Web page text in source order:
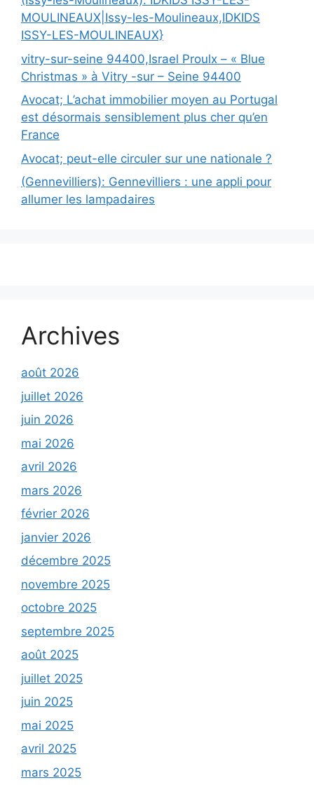
MOULINEAUX|Issy-les-Moulineaux,IDKIDS
ISSY-LES-MOULINEAUX}
vitry-sur-seine 94400,Israel Proulx – « Blue
Christmas » à Vitry -sur – Seine 94400
Avocat; L’achat immobilier moyen au Portugal
est désormais sensiblement plus cher qu’en
France
Avocat; peut-elle circuler sur une nationale ?
(Gennevilliers): Gennevilliers : une appli pour
allumer les lampadaires
Archives
août 2026
juillet 2026
juin 2026
mai 2026
avril 2026
mars 2026
février 2026
janvier 2026
décembre 2025
novembre 2025
octobre 2025
septembre 2025
août 2025
juillet 2025
juin 2025
mai 2025
avril 2025
mars 2025